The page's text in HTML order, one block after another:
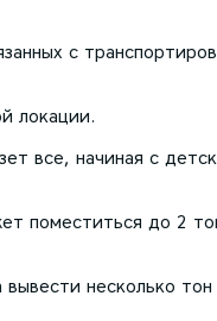
с
локации.
все, начиная с
поместиться до 2
несколько тон